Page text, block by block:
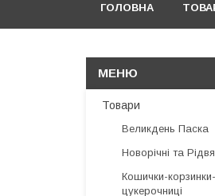
ГОЛОВНА
Товари
Великдень Паска
Новорічні та
Кошички-корзинки-
цукерочниці